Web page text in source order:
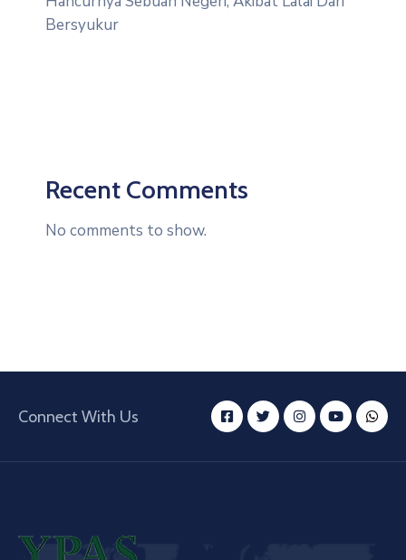
Bersyukur
Recent Comments
No comments to show.
Connect With Us